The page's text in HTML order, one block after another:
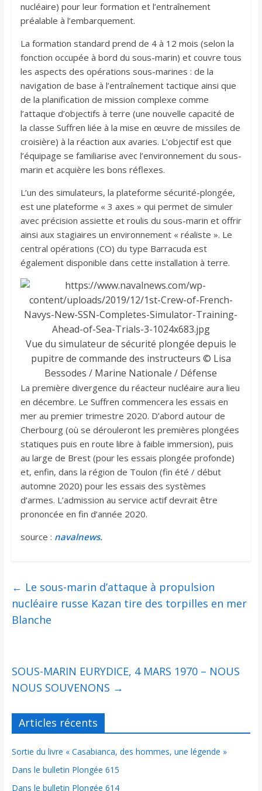
nucléaire) pour leur formation et l’entraînement
préalable à l’embarquement.
La formation standard prend de 4 à 12 mois (selon la
fonction occupée à bord du sous-marin) et couvre tous
les aspects des opérations sous-marines : de la
navigation de base à l’entraînement tactique ainsi que
de la planification de mission complexe comme
l’attaque d’objectifs à terre (une nouvelle capacité de
la classe Suffren liée à la mise en œuvre de missiles de
croisière) à la réaction aux avaries. L’objectif est que
l’équipage se familiarise avec l’environnement du sous-
marin et acquière les bons réflexes.
L’un des simulateurs, la plateforme sécurité-plongée,
est une plateforme « 3 axes » qui permet de simuler
avec précision assiette et roulis du sous-marin et offrir
ainsi aux stagiaires un environnement « réaliste ». Le
central opérations (CO) du type Barracuda est
également disponible dans cette installation à terre.
Vue du simulateur de sécurité plongée depuis le
pupitre de commande des instructeurs © Lisa
Bessodes / Marine Nationale / Défense
La première divergence du réacteur nucléaire aura lieu
en décembre. Le Suffren commencera les essais en
mer au premier trimestre 2020. D’abord autour de
Cherbourg (où se dérouleront les premières plongées
statiques puis en route libre à faible immersion), puis
au large de Brest (pour les essais plongée profonde)
et, enfin, dans la région de Toulon (fin été / début
automne 2020) pour les essais des systèmes
d’armes. L’admission au service actif devrait être
prononcée en fin d’année 2020.
source : navalnews.
← Le sous-marin d’attaque à propulsion
nucléaire russe Kazan tire des torpilles en mer
Blanche
SOUS-MARIN EURYDICE, 4 MARS 1970 – NOUS
NOUS SOUVENONS →
Articles récents
Sortie du livre « Casabianca, des hommes, une légende »
Dans le bulletin Plongée 615
Dans le bulletin Plongée 614